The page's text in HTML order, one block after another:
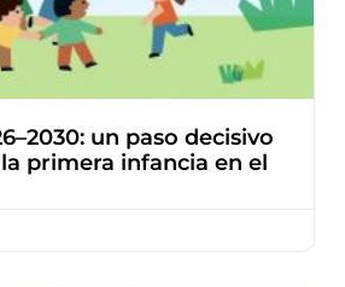
un paso decisivo
primera infancia en el